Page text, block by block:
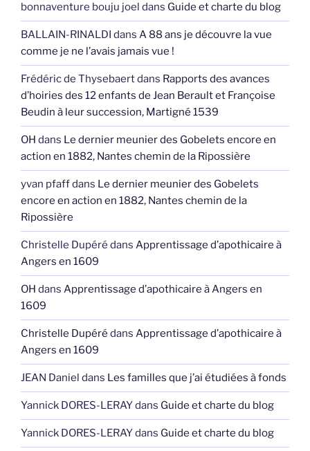
bonnaventure bouju joel dans Guide et charte du blog
BALLAIN-RINALDI dans A 88 ans je découvre la vue
comme je ne l’avais jamais vue !
Frédéric de Thysebaertdans Rapports des avances
d’hoiries des 12 enfants de Jean Berault et Françoise
Beudin à leur succession, Martigné 1539
OH dans Le dernier meunier des Gobelets encore en
action en 1882, Nantes chemin de la Ripossière
yvan pfaffdans Le dernier meunier des Gobelets
encore en action en 1882, Nantes chemin de la
Ripossière
Christelle Dupéré dans Apprentissage d’apothicaire à
Angers en 1609
OH dans Apprentissage d’apothicaire à Angers en
1609
Christelle Dupéré dans Apprentissage d’apothicaire à
Angers en 1609
JEAN Daniel dans Les familles que j’ai étudiées à fonds
Yannick DORES-LERAYdans Guide et charte du blog
Yannick DORES-LERAYdans Guide et charte du blog